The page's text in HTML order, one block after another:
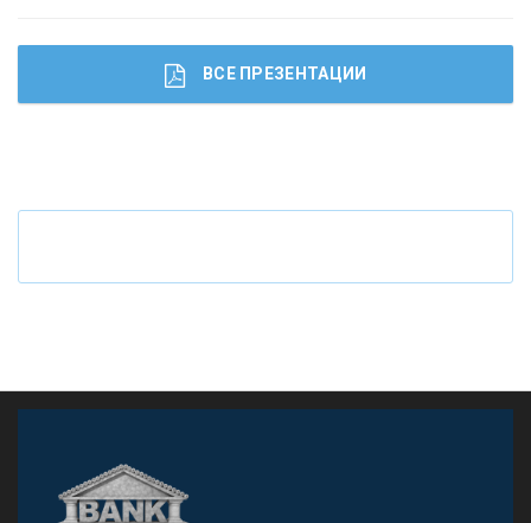
Что будет с наличными деньгами при цифровом
ВСЕ ПРЕЗЕНТАЦИИ